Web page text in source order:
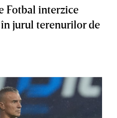
Fotbal interzice
jurul terenurilor de